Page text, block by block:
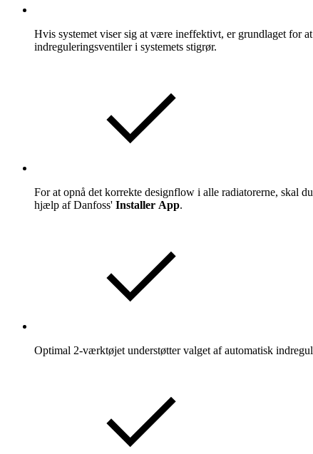
Hvis systemet viser sig at være ineffektivt, er grundlaget for
indreguleringsventiler i systemets stigrør.
For at opnå det korrekte designflow i alle radiatorerne, skal
hjælp af Danfoss' Installer App.
Optimal 2-værktøjet understøtter valget af automatisk